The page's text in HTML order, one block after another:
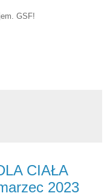
GSF!
CIAŁA
2023